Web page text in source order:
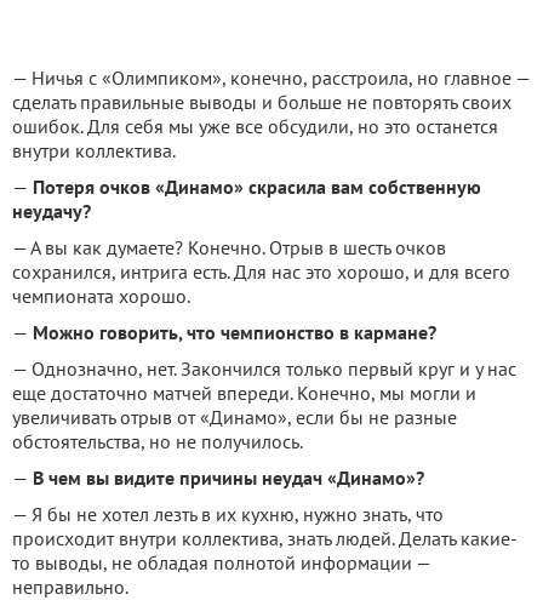
— Ничья с «Олимпиком», конечно, расстроила, но главное —
сделать правильные выводы и больше не повторять своих
ошибок. Для себя мы уже все обсудили, но это останется
внутри коллектива.
— Потеря очков «Динамо» скрасила вам собственную
неудачу?
— А вы как думаете? Конечно. Отрыв в шесть очков
сохранился, интрига есть. Для нас это хорошо, и для всего
чемпионата хорошо.
— Можно говорить, что чемпионство в кармане?
— Однозначно, нет. Закончился только первый круг и у нас
еще достаточно матчей впереди. Конечно, мы могли и
увеличивать отрыв от «Динамо», если бы не разные
обстоятельства, но не получилось.
— В чем вы видите причины неудач «Динамо»?
— Я бы не хотел лезть в их кухню, нужно знать, что
происходит внутри коллектива, знать людей. Делать какие-
то выводы, не обладая полнотой информации —
неправильно.